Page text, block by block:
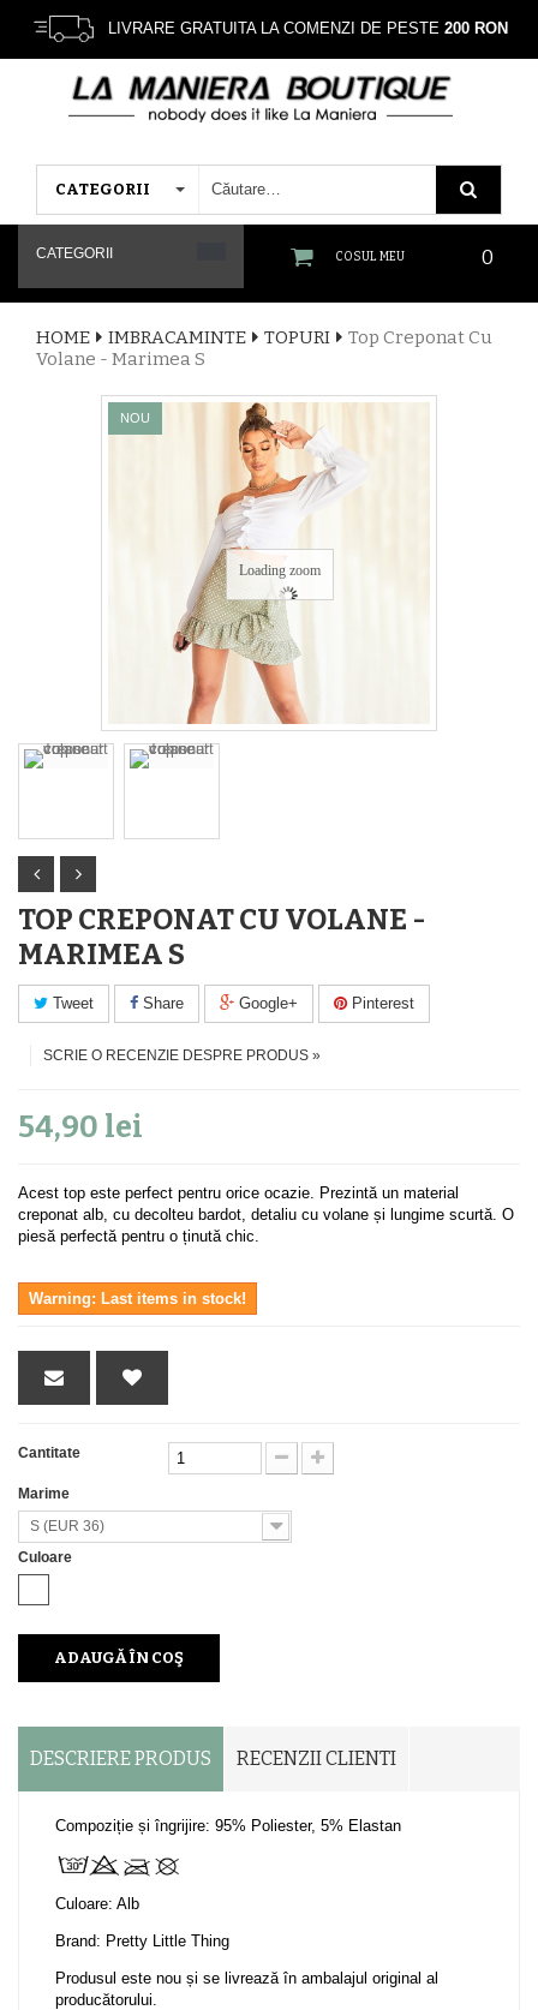
LIVRARE GRATUITA LA COMENZI DE PESTE 200 RON
CATEGORII
COSUL MEU 0
CATEGORII
HOME IMBRACAMINTE TOPURI
Top Creponat Cu
Volane - Marimea S
NOU
Loading zoom
TOP CREPONAT CU VOLANE -
MARIMEA S
Tweet Share Google+ Pinterest
SCRIE O RECENZIE DESPRE PRODUS »
54,90 lei
Acest top este perfect pentru orice ocazie. Prezintă un material
creponat alb, cu decolteu bardot, detaliu cu volane și lungime scurtă. O
piesă perfectă pentru o ținută chic.
Warning: Last items in stock!
Cantitate
Marime
S (EUR 36)
Culoare
ADAUGĂ ÎN COŞ
DESCRIERE PRODUS RECENZII CLIENTI
Compoziție și îngrijire: 95% Poliester, 5% Elastan
Culoare: Alb
Brand: Pretty Little Thing
Produsul este nou și se livrează în ambalajul original al
producătorului.